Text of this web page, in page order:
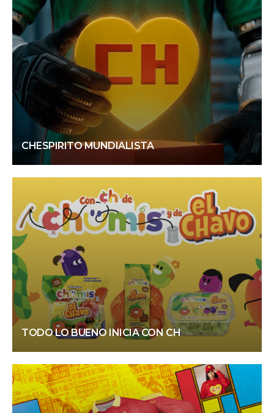
CHESPIRITO MUNDIALISTA
TODO LO BUENO INICIA CON CH